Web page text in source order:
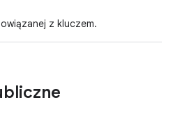
z kluczem.